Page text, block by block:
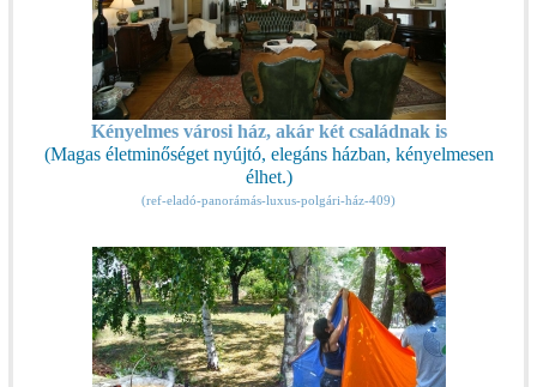
Kényelmes városi ház, akár két családnak is
(Magas életminőséget nyújtó, elegáns házban, kényelmesen
élhet.)
(ref-eladó-panorámás-luxus-polgári-ház-409)